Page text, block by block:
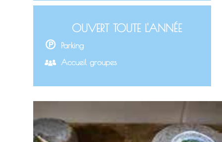
OUVERT TOUTE L'ANNÉE
Parking
Accueil groupes